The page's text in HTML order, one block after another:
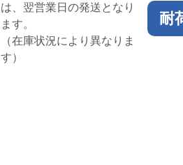
は、翌営業日の発送となり
ます。
（在庫状況により異なりま
す）
耐